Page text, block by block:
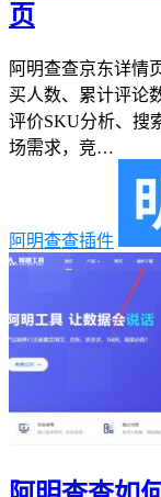
页
阿明查查京东详情
买人数、累计评论
评价SKU分析、搜
场需求，竞…
阿明查查插件